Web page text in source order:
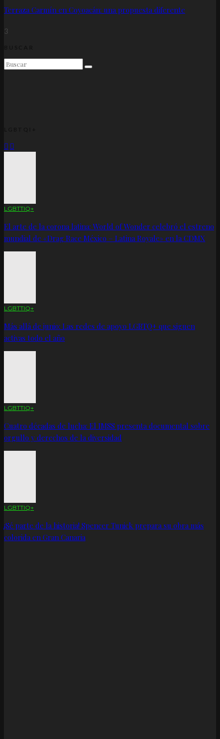
Terraza Carmín en Coyoacán: una propuesta diferente
3
LGBTTIQ+
El arte de la corona latina: World of Wonder celebró el estreno
mundial de «Drag Race México – Latina Royale» en la CDMX
LGBTTIQ+
Más allá de junio: Las redes de apoyo LGBTQ+ que siguen
activas todo el año
LGBTTIQ+
Cuatro décadas de lucha: El IMSS presenta documental sobre
orgullo y derechos de la diversidad
LGBTTIQ+
¡Sé parte de la historia! Spencer Tunick prepara su obra más
colorida en Gran Canaria